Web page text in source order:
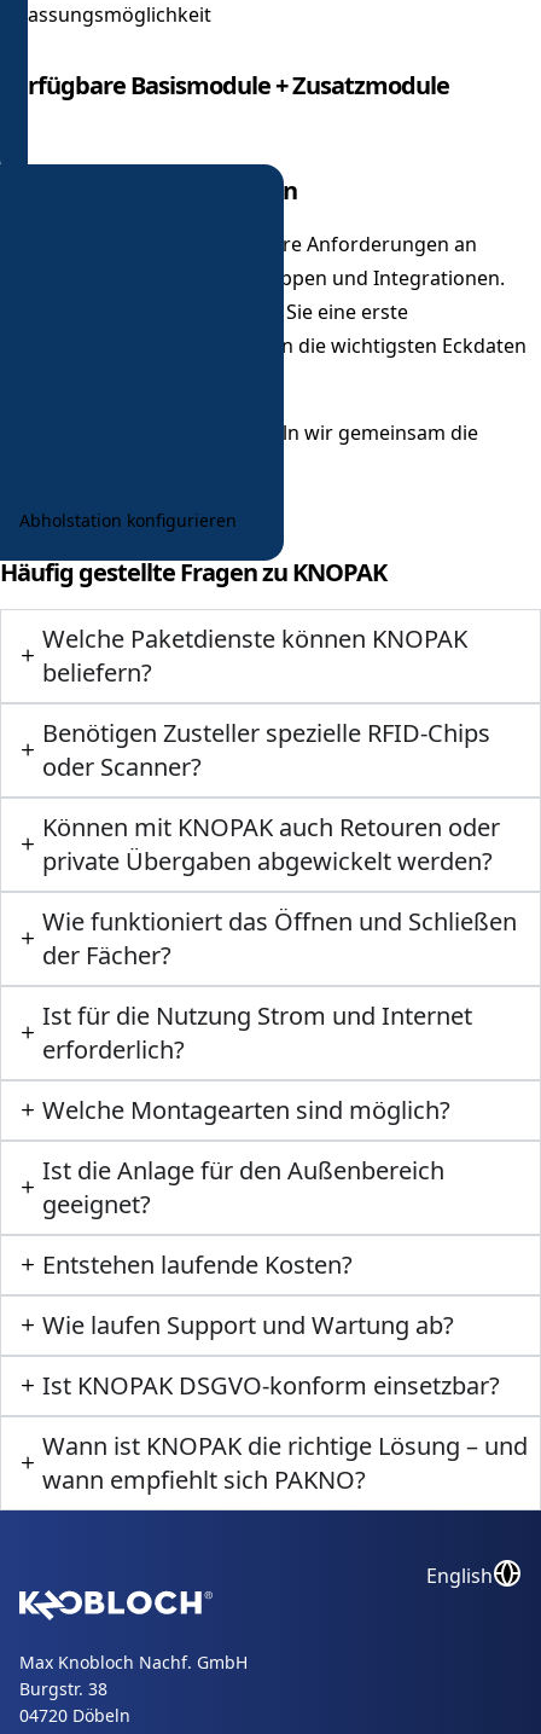
Verfügbare Basismodule + Zusatzmodule
Abholstation konfigurieren
Jedes Unternehmen stellt andere Anforderungen an
Übergabeprozesse, Nutzergruppen und Integrationen.
Über den Konfigurator starten Sie eine erste
Projektanfrage und übermitteln die wichtigsten Eckdaten
Auf dieser Grundlage entwickeln wir gemeinsam die
Abholstation konfigurieren
Häufig gestellte Fragen zu KNOPAK
Welche Paketdienste können KNOPAK
beliefern?
Benötigen Zusteller spezielle RFID-Chips
oder Scanner?
Können mit KNOPAK auch Retouren oder
private Übergaben abgewickelt werden?
Wie funktioniert das Öffnen und Schließen
der Fächer?
Ist für die Nutzung Strom und Internet
erforderlich?
Welche Montagearten sind möglich?
Ist die Anlage für den Außenbereich
geeignet?
Entstehen laufende Kosten?
Wie laufen Support und Wartung ab?
Ist KNOPAK DSGVO-konform einsetzbar?
Wann ist KNOPAK die richtige Lösung – und
wann empfiehlt sich PAKNO?
English
Max Knobloch Nachf. GmbH
Burgstr. 38
04720 Döbeln